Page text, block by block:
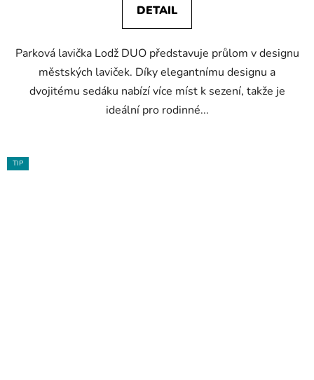
DETAIL
Parková lavička Lodž DUO představuje průlom v designu
městských laviček. Díky elegantnímu designu a
dvojitému sedáku nabízí více míst k sezení, takže je
ideální pro rodinné...
TIP